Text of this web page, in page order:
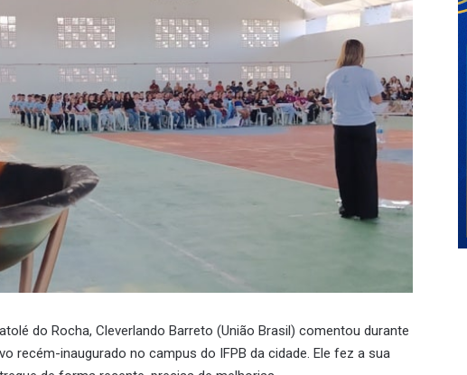
do Rocha, Cleverlando Barreto (União Brasil) comentou durante
recém-inaugurado no campus do IFPB da cidade. Ele fez a sua